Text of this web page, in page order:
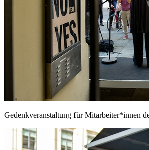
Gedenkveranstaltung für Mitarbeiter*innen